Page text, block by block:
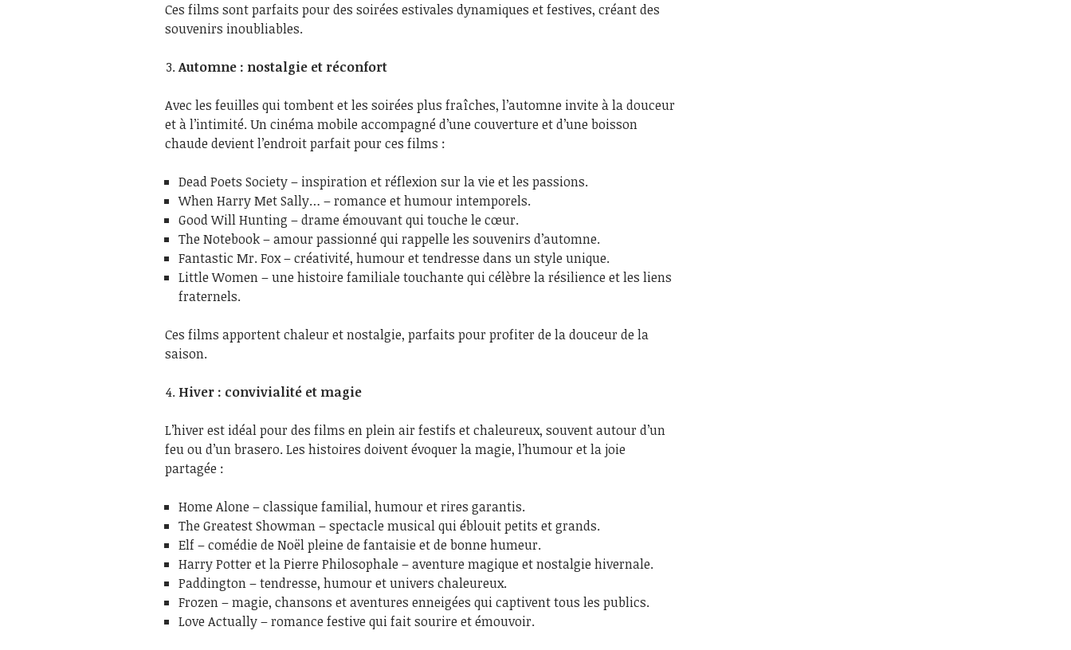
Ces films sont parfaits pour des soirées estivales dynamiques et festives, créant des
souvenirs inoubliables.
Automne : nostalgie et réconfort
Avec les feuilles qui tombent et les soirées plus fraîches, l’automne invite à la douceur
et à l’intimité. Un cinéma mobile accompagné d’une couverture et d’une boisson
chaude devient l’endroit parfait pour ces films :
Dead Poets Society – inspiration et réflexion sur la vie et les passions.
When Harry Met Sally… – romance et humour intemporels.
Good Will Hunting – drame émouvant qui touche le cœur.
The Notebook – amour passionné qui rappelle les souvenirs d’automne.
Fantastic Mr. Fox – créativité, humour et tendresse dans un style unique.
Little Women – une histoire familiale touchante qui célèbre la résilience et les liens
fraternels.
Ces films apportent chaleur et nostalgie, parfaits pour profiter de la douceur de la
saison.
Hiver : convivialité et magie
L’hiver est idéal pour des films en plein air festifs et chaleureux, souvent autour d’un
feu ou d’un brasero. Les histoires doivent évoquer la magie, l’humour et la joie
partagée :
Home Alone – classique familial, humour et rires garantis.
The Greatest Showman – spectacle musical qui éblouit petits et grands.
Elf – comédie de Noël pleine de fantaisie et de bonne humeur.
Harry Potter et la Pierre Philosophale – aventure magique et nostalgie hivernale.
Paddington – tendresse, humour et univers chaleureux.
Frozen – magie, chansons et aventures enneigées qui captivent tous les publics.
Love Actually – romance festive qui fait sourire et émouvoir.